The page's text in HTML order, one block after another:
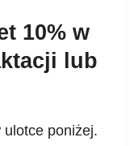
10% w
lub
poniżej.